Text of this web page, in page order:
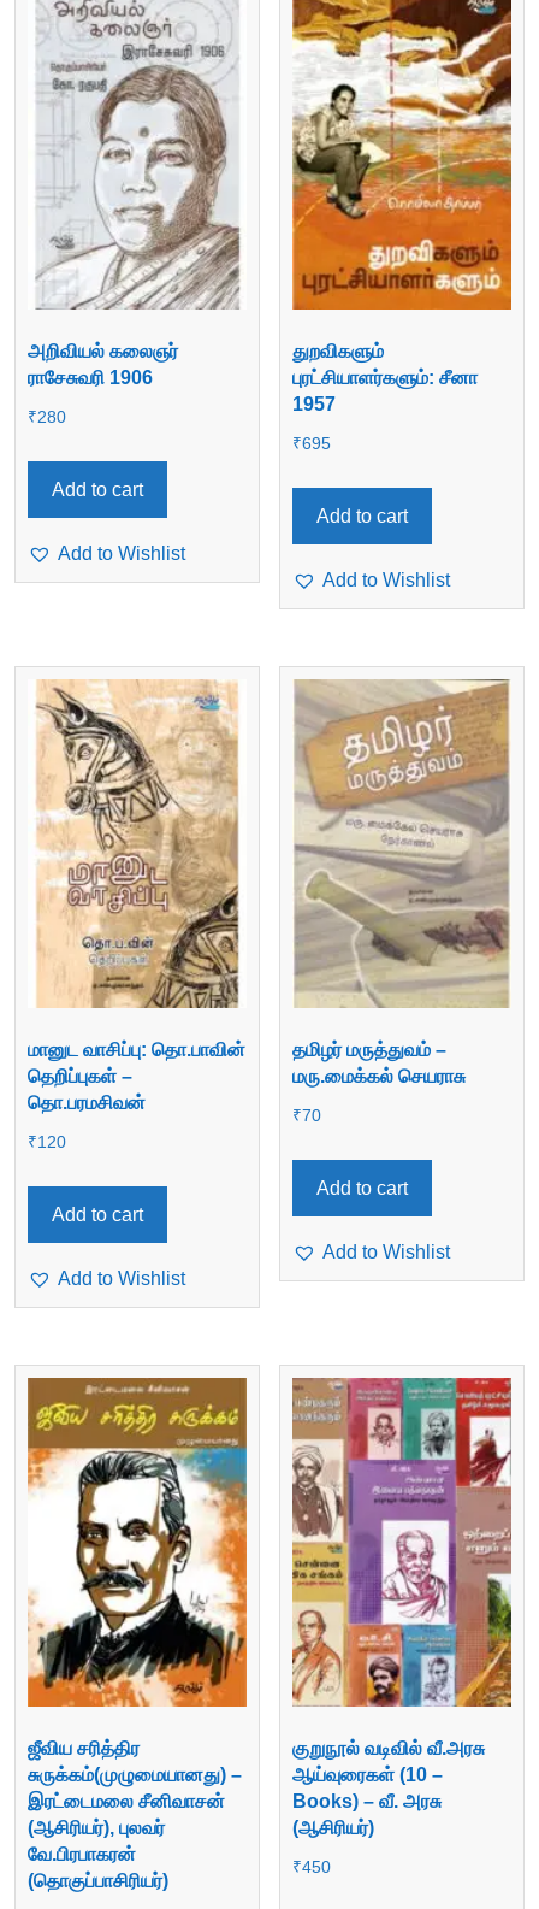
அறிவியல் கலைஞர்
ராசேசுவரி 1906
₹280
Add to cart
Add to Wishlist
துறவிகளும்
புரட்சியாளர்களும்: சீனா
1957
₹695
Add to cart
Add to Wishlist
மானுட வாசிப்பு: தொ.பாவின்
தெறிப்புகள் –
தொ.பரமசிவன்
₹120
Add to cart
Add to Wishlist
தமிழர் மருத்துவம் –
மரு.மைக்கல் செயராசு
₹70
Add to cart
Add to Wishlist
ஜீவிய சரித்திர
சுருக்கம்(முழுமையானது) –
இரட்டைமலை சீனிவாசன்
(ஆசிரியர்), புலவர்
வே.பிரபாகரன்
(தொகுப்பாசிரியர்)
குறுநூல் வடிவில் வீ.அரசு
ஆய்வுரைகள் (10 –
Books) – வீ. அரசு
(ஆசிரியர்)
₹450